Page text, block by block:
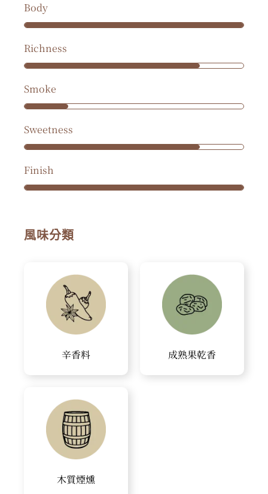
Body
Richness
Smoke
Sweetness
Finish
風味分類
辛香料 成熟果乾香
木質煙燻